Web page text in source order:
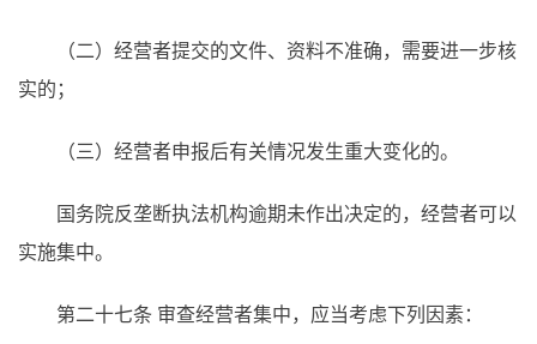
（二）经营者提交的文件、资料不准确，需要进一步核
实的；
（三）经营者申报后有关情况发生重大变化的。
国务院反垄断执法机构逾期未作出决定的，经营者可以
实施集中。
第二十七条 审查经营者集中，应当考虑下列因素：